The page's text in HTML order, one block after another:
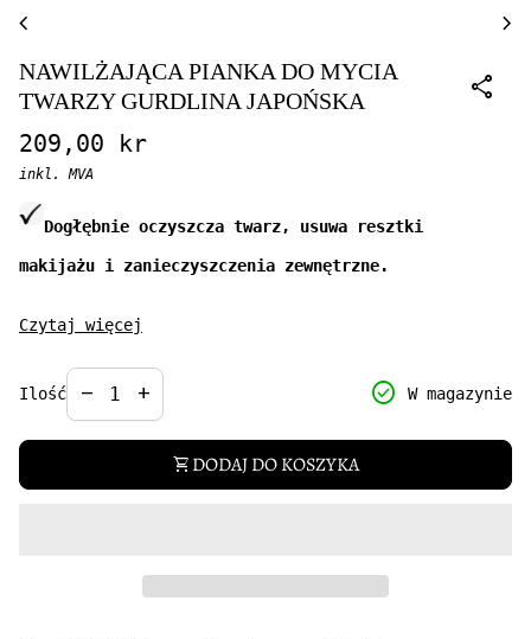
chevron_left chevron_right
NAWILŻAJĄCA PIANKA DO MYCIA
TWARZY GURDLINA JAPOŃSKA
share
Regular price
209,00 kr
inkl. MVA
Dogłębnie oczyszcza twarz, usuwa resztki
makijażu i zanieczyszczenia zewnętrzne.
Dzięki naturalnym składnikom dodatkowo
cery normalnej, jak i wrażliwej.
Pojemność: 150 ml
Czytaj więcej
Ilość
Decrease quantity for
remove
Increase quantity for
add check_circle W magazynie
shopping_cart DODAJ DO KOSZYKA